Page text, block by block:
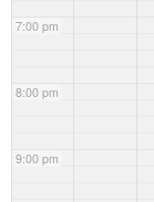
7:00 pm
8:00 pm
9:00 pm